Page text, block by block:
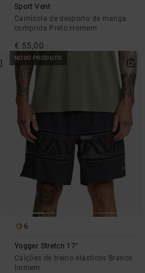
Sport Vent
Camisola de desporto de manga
comprida Preto Homem
€ 55,00
NOVO PRODUTO
6
Yogger Stretch 17"
Calções de treino elásticos Branco
homem